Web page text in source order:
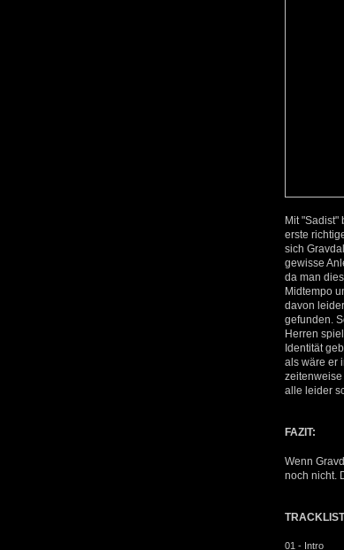
Mit
erste
sich
gewisse
da man
Midtempo
davon
gefunden.
Herren
Identität
als wäre er
alle leider
FAZIT:
Wenn
noch nicht.
01 - Intro